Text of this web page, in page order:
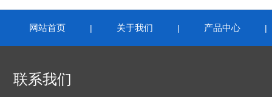
网站首页 | 关于我们 | 产品中心 |
联系我们